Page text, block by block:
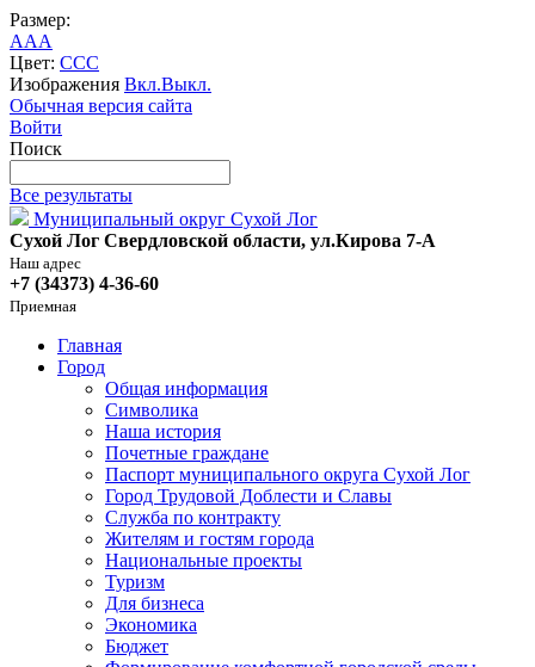
Размер:
AAA
Цвет: CCC
Изображения Вкл.Выкл.
Обычная версия сайта
Войти
Поиск
Все результаты
Муниципальный округ Сухой Лог
Сухой Лог Свердловской области, ул.Кирова 7-А
Наш адрес
+7 (34373) 4-36-60
Приемная
Главная
Город
Общая информация
Символика
Наша история
Почетные граждане
Паспорт муниципального округа Сухой Лог
Город Трудовой Доблести и Славы
Служба по контракту
Жителям и гостям города
Национальные проекты
Туризм
Для бизнеса
Экономика
Бюджет